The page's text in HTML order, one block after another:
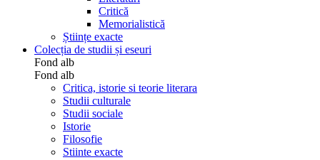
Critică
Memorialistică
Științe exacte
Colecția de studii și eseuri
Fond alb
Fond alb
Critica, istorie si teorie literara
Studii culturale
Studii sociale
Istorie
Filosofie
Stiinte exacte